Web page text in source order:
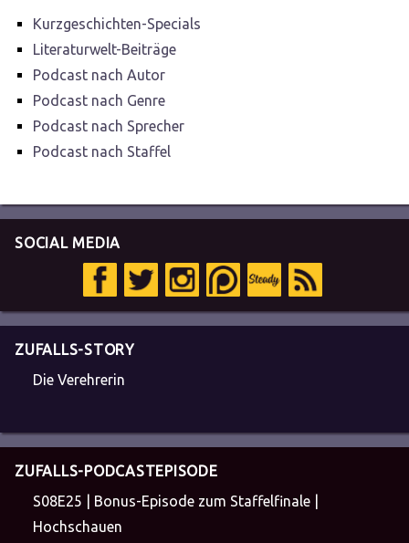
Kurzgeschichten-Specials
Literaturwelt-Beiträge
Podcast nach Autor
Podcast nach Genre
Podcast nach Sprecher
Podcast nach Staffel
SOCIAL MEDIA
ZUFALLS-STORY
Die Verehrerin
ZUFALLS-PODCASTEPISODE
S08E25 | Bonus-Episode zum Staffelfinale |
Hochschauen